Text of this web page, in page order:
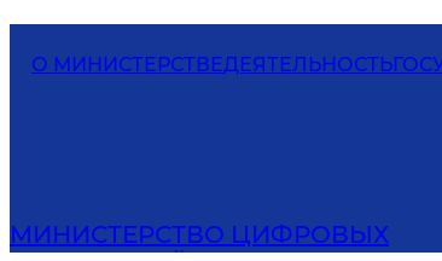
О МИНИСТЕРСТВЕДЕЯТЕЛЬНОСТЬ
МИНИСТЕРСТВО ЦИФРОВЫХ